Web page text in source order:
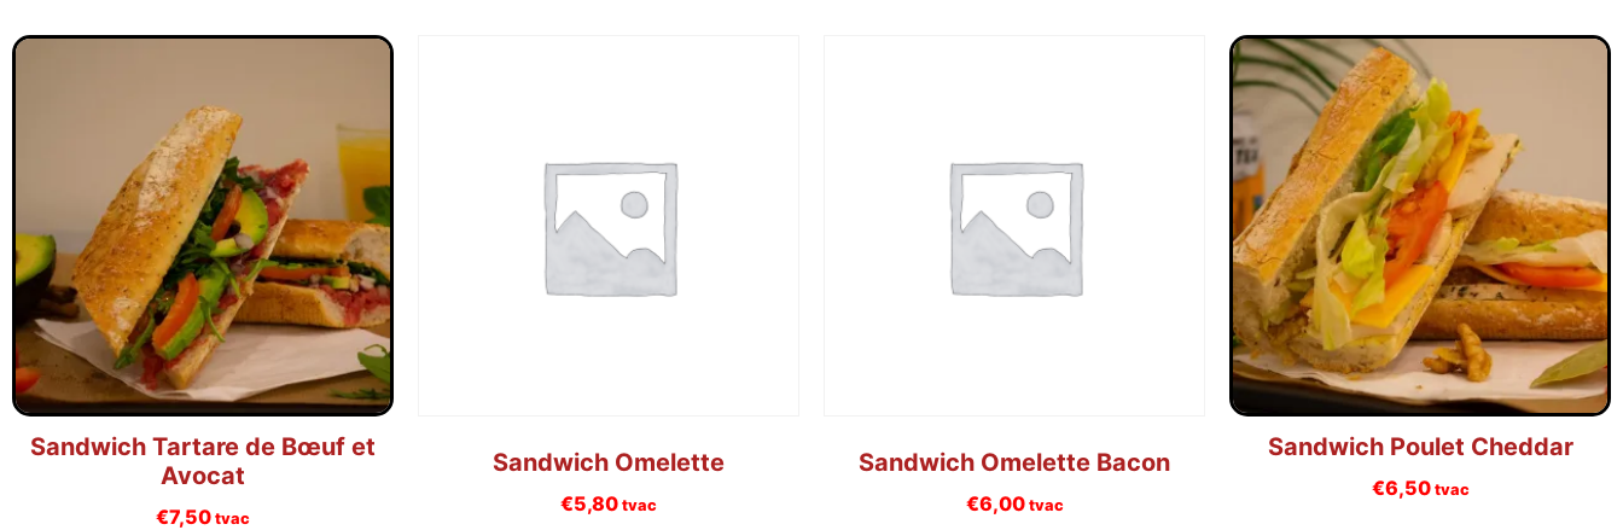
Sandwich Tartare de Bœuf et
Avocat
€7,50 tvac
Sandwich Omelette
€5,80 tvac
Sandwich Omelette Bacon
€6,00 tvac
Sandwich Poulet Cheddar
€6,50 tvac